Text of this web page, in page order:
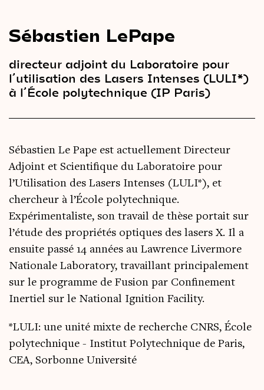
Sébastien LePape
directeur adjoint du Laboratoire pour
l’utilisation des Lasers Intenses (LULI*)
à l’École polytechnique (IP Paris)
Sébastien Le Pape est actuellement Directeur
Adjoint et Scientifique du Laboratoire pour
l’Utilisation des Lasers Intenses (LULI*), et
chercheur à l’École polytechnique.
Expérimentaliste, son travail de thèse portait sur
l’étude des propriétés optiques des lasers X. Il a
ensuite passé 14 années au Lawrence Livermore
Nationale Laboratory, travaillant principalement
sur le programme de Fusion par Confinement
Inertiel sur le National Ignition Facility.
*LULI: une unité mixte de recherche CNRS, École
polytechnique - Institut Polytechnique de Paris,
CEA, Sorbonne Université